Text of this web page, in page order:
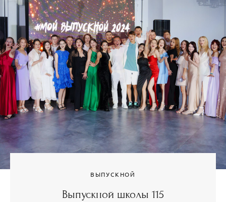
ВЫПУСКНОЙ
Выпускной школы 115